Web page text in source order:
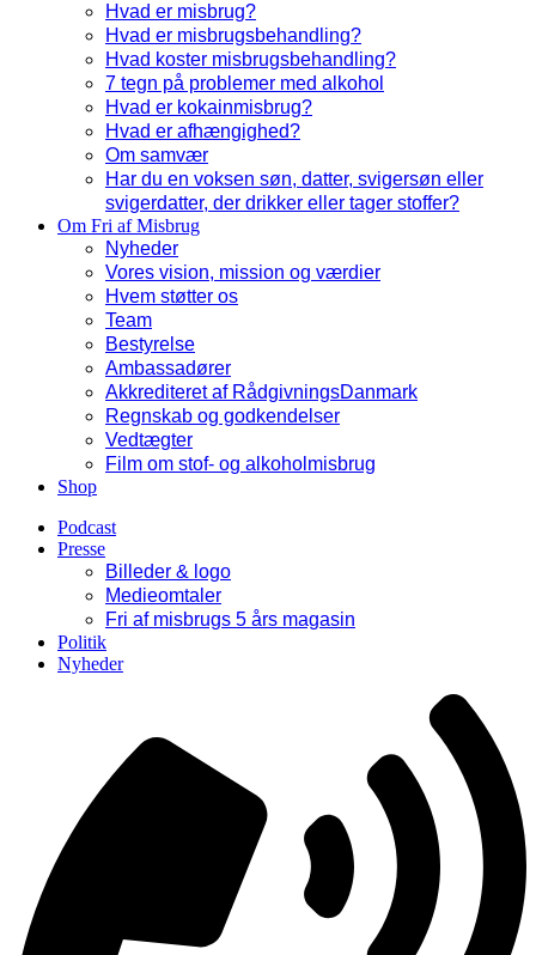
Hvad er misbrug?
Hvad er misbrugsbehandling?
Hvad koster misbrugsbehandling?
7 tegn på problemer med alkohol
Hvad er kokainmisbrug?
Hvad er afhængighed?
Om samvær
Har du en voksen søn, datter, svigersøn eller
svigerdatter, der drikker eller tager stoffer?
Om Fri af Misbrug
Nyheder
Vores vision, mission og værdier
Hvem støtter os
Team
Bestyrelse
Ambassadører
Akkrediteret af RådgivningsDanmark
Regnskab og godkendelser
Vedtægter
Film om stof- og alkoholmisbrug
Shop
Podcast
Presse
Billeder & logo
Medieomtaler
Fri af misbrugs 5 års magasin
Politik
Nyheder